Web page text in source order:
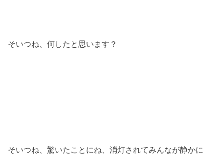
そいつね、何したと思います？
そいつね、驚いたことにね、消灯されてみんなが静かに